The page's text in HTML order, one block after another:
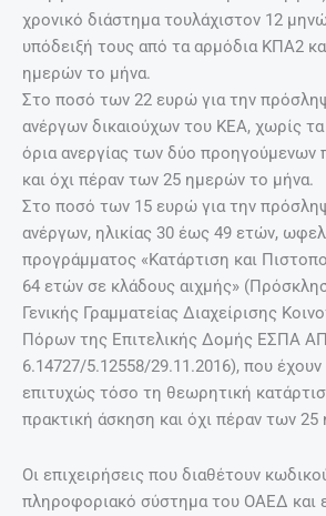
χρονικό διάστημα τουλάχιστον 12
υπόδειξή τους από τα αρμόδια ΚΠΑ2
ημερών το μήνα.
Στο ποσό των 22 ευρώ για την
ανέργων δικαιούχων του ΚΕΑ, χωρίς
όρια ανεργίας των δύο προηγούμενων
και όχι πέραν των 25 ημερών το μήνα.
Στο ποσό των 15 ευρώ για την
ανέργων, ηλικίας 30 έως 49 ετών,
προγράμματος «Κατάρτιση και
64 ετών σε κλάδους αιχμής»
Γενικής Γραμματείας Διαχείρισης
Πόρων της Επιτελικής Δομής ΕΣΠΑ
6.14727/5.12558/29.11.2016), που
επιτυχώς τόσο τη θεωρητική
πρακτική άσκηση και όχι πέραν των
Οι επιχειρήσεις που διαθέτουν
πληροφοριακό σύστημα του ΟΑΕΔ και